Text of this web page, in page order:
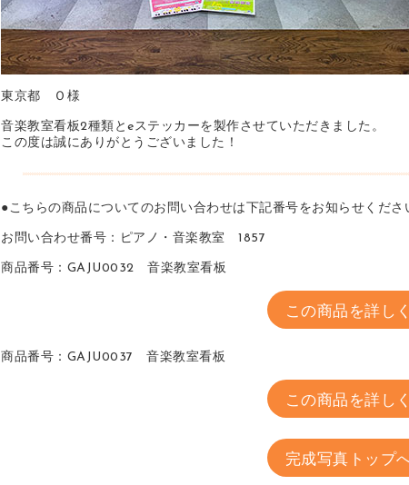
東京都 Ｏ様
音楽教室看板2種類とeステッカーを製作させていただきました。
この度は誠にありがとうございました！
●こちらの商品についてのお問い合わせは下記番号をお知らせくださ
お問い合わせ番号：ピアノ・音楽教室 1857
商品番号：GAJU0032 音楽教室看板
この商品を詳し
商品番号：GAJU0037 音楽教室看板
この商品を詳し
完成写真トップ